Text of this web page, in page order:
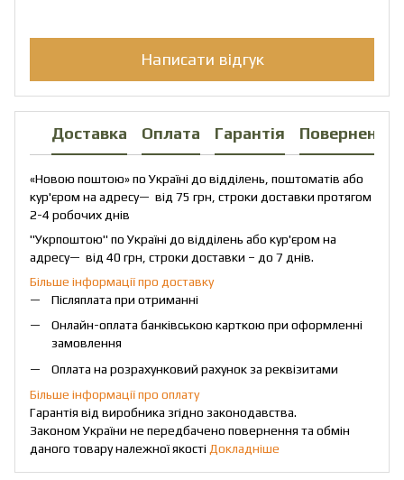
Написати відгук
Доставка Оплата Гарантія Повернення
«Новою поштою» по Україні до відділень, поштоматів або
кур'єром на адресу— від 75 грн, строки доставки протягом
2-4 робочих днів
"Укрпоштою" по Україні до відділень або кур'єром на
адресу— від 40 грн, строки доставки – до 7 днів.
Більше інформації про доставку
Післяплата при отриманні
Онлайн-оплата банківською карткою при оформленні
замовлення
Оплата на розрахунковий рахунок за реквізитами
Більше інформації про оплату
Гарантія від виробника згідно законодавства.
Законом України не передбачено повернення та обмін
даного товару належної якості Докладніше